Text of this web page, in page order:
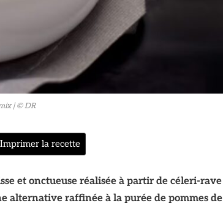
| © DR
Imprimer la recette
et onctueuse réalisée à partir de céleri-rave
alternative raffinée à la purée de pommes de